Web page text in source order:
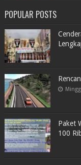
POPULAR POSTS
Paket
100